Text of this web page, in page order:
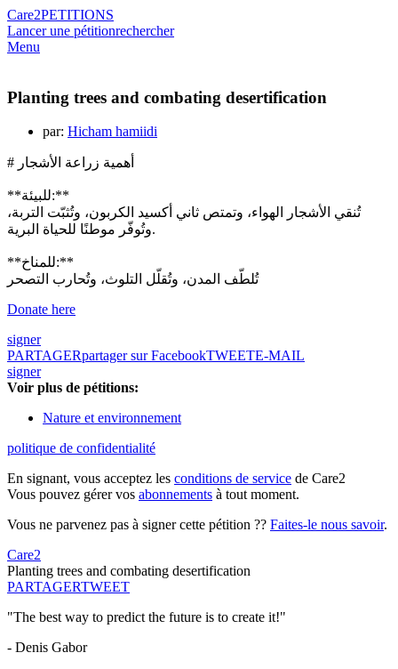
Care2PETITIONS
Lancer une pétitionrechercher
Menu
Planting trees and combating desertification
par: Hicham hamiidi
# أهمية زراعة الأشجار
**للبيئة:**
تُنقي الأشجار الهواء، وتمتص ثاني أكسيد الكربون، وتُثبّت التربة،
وتُوفّر موطنًا للحياة البرية.
**للمناخ:**
تُلطّف المدن، وتُقلّل التلوث، وتُحارب التصحر
signer
PARTAGERpartager sur FacebookTWEETE-MAIL
signer
Voir plus de pétitions:
Nature et environnement
politique de confidentialité
En signant, vous acceptez les conditions de service de Care2
Vous pouvez gérer vos abonnements à tout moment.
Vous ne parvenez pas à signer cette pétition ?? Faites-le nous savoir.
Care2
Planting trees and combating desertification
PARTAGERTWEET
"The best way to predict the future is to create it!"
- Denis Gabor